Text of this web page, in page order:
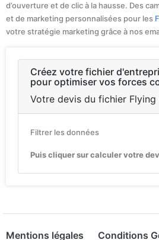
d’ouverture et de clic à la hausse. Des
et de marketing personnalisées pour les
votre stratégie marketing grâce à nos
Créez votre fichier
pour optimiser vos forces
Votre devis du fichier Flying
Filtrer les données
Puis cliquer sur calculer votre
Mentions légales Conditions